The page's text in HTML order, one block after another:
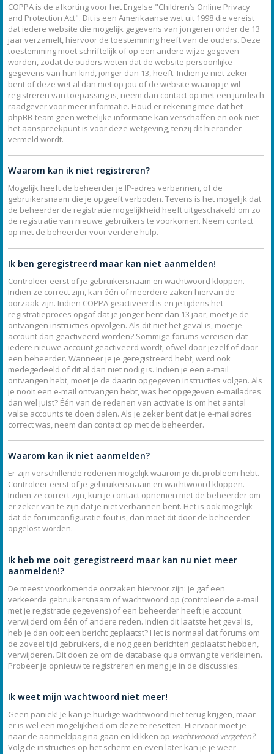
COPPA is de afkorting voor het Engelse "Children’s Online Privacy
and Protection Act". Dit is een Amerikaanse wet uit 1998 die vereist
dat iedere website die mogelijk gegevens van jongeren onder de 13
jaar verzamelt, hiervoor de toestemming heeft van de ouders. Deze
toestemming moet schriftelijk of op een andere wijze gegeven
worden, zodat de ouders weten dat de website persoonlijke
gegevens van hun kind, jonger dan 13, heeft. Indien je niet zeker
bent of deze wet al dan niet op jou of de website waarop je wil
registreren van toepassing is, neem dan contact op met een juridisch
raadgever voor meer informatie. Houd er rekening mee dat het
phpBB-team geen wettelijke informatie kan verschaffen en ook niet
het aanspreekpunt is voor deze wetgeving, tenzij dit hieronder
vermeld wordt.
Waarom kan ik niet registreren?
Mogelijk heeft de beheerder je IP-adres verbannen, of de
gebruikersnaam die je opgeeft verboden. Tevens is het mogelijk dat
de beheerder de registratie mogelijkheid heeft uitgeschakeld om zo
de registratie van nieuwe gebruikers te voorkomen. Neem contact
op met de beheerder voor verdere hulp.
Ik ben geregistreerd maar kan niet aanmelden!
Controleer eerst of je gebruikersnaam en wachtwoord kloppen.
Indien ze correct zijn, kan één of meerdere zaken hiervan de
oorzaak zijn. Indien COPPA geactiveerd is en je tijdens het
registratieproces opgaf dat je jonger bent dan 13 jaar, moet je de
ontvangen instructies opvolgen. Als dit niet het geval is, moet je
account dan geactiveerd worden? Sommige forums vereisen dat
iedere nieuwe account geactiveerd wordt, ofwel door jezelf of door
een beheerder. Wanneer je je geregistreerd hebt, werd ook
medegedeeld of dit al dan niet nodig is. Indien je een e-mail
ontvangen hebt, moet je de daarin opgegeven instructies volgen. Als
je nooit een e-mail ontvangen hebt, was het opgegeven e-mailadres
dan wel juist? Één van de redenen van activatie is om het aantal
valse accounts te doen dalen. Als je zeker bent dat je e-mailadres
correct was, neem dan contact op met de beheerder.
Waarom kan ik niet aanmelden?
Er zijn verschillende redenen mogelijk waarom je dit probleem hebt.
Controleer eerst of je gebruikersnaam en wachtwoord kloppen.
Indien ze correct zijn, kun je contact opnemen met de beheerder om
er zeker van te zijn dat je niet verbannen bent. Het is ook mogelijk
dat de forumconfiguratie fout is, dan moet dit door de beheerder
opgelost worden.
Ik heb me ooit geregistreerd maar kan nu niet meer
aanmelden!?
De meest voorkomende oorzaken hiervoor zijn: je gaf een
verkeerde gebruikersnaam of wachtwoord op (controleer de e-mail
met je registratie gegevens) of een beheerder heeft je account
verwijderd om één of andere reden. Indien dit laatste het geval is,
heb je dan ooit een bericht geplaatst? Het is normaal dat forums om
de zoveel tijd gebruikers, die nog geen berichten geplaatst hebben,
verwijderen. Dit doen ze om de database qua omvang te verkleinen.
Probeer je opnieuw te registreren en meng je in de discussies.
Ik weet mijn wachtwoord niet meer!
Geen paniek! Je kan je huidige wachtwoord niet terug krijgen, maar
er is wel een mogelijkheid om deze te resetten. Hiervoor moet je
naar de aanmeldpagina gaan en klikken op wachtwoord vergeten?.
Volg de instructies op het scherm en even later kan je je weer